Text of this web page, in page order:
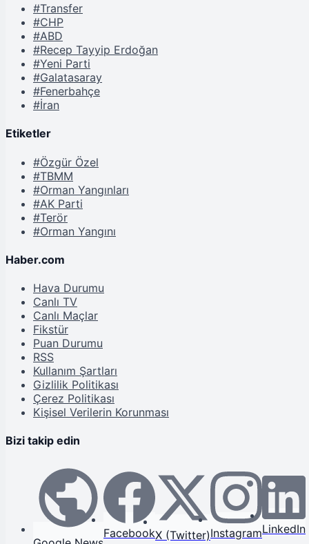
#Transfer
#CHP
#ABD
#Recep Tayyip Erdoğan
#Yeni Parti
#Galatasaray
#Fenerbahçe
#İran
Etiketler
#Özgür Özel
#TBMM
#Orman Yangınları
#AK Parti
#Terör
#Orman Yangını
Haber.com
Hava Durumu
Canlı TV
Canlı Maçlar
Fikstür
Puan Durumu
RSS
Kullanım Şartları
Gizlilik Politikası
Çerez Politikası
Kişisel Verilerin Korunması
Bizi takip edin
FacebookX (Twitter)InstagramLinkedIn